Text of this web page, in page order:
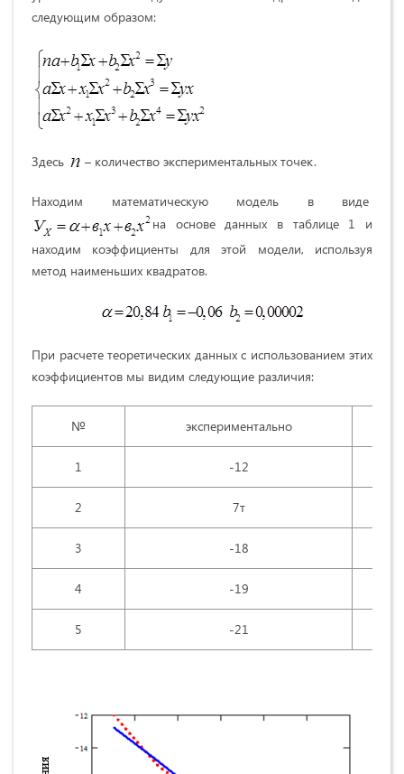
следующим образом:
Здесь – количество экспериментальных точек.
Находим математическую модель в виде
на основе данных в таблице 1 и
находим коэффициенты для этой модели, используя
метод наименьших квадратов.
При расчете теоретических данных с использованием этих
коэффициентов мы видим следующие различия:
№ экспериментально
1 -12
2 7т
3 -18
4 -19
5 -21